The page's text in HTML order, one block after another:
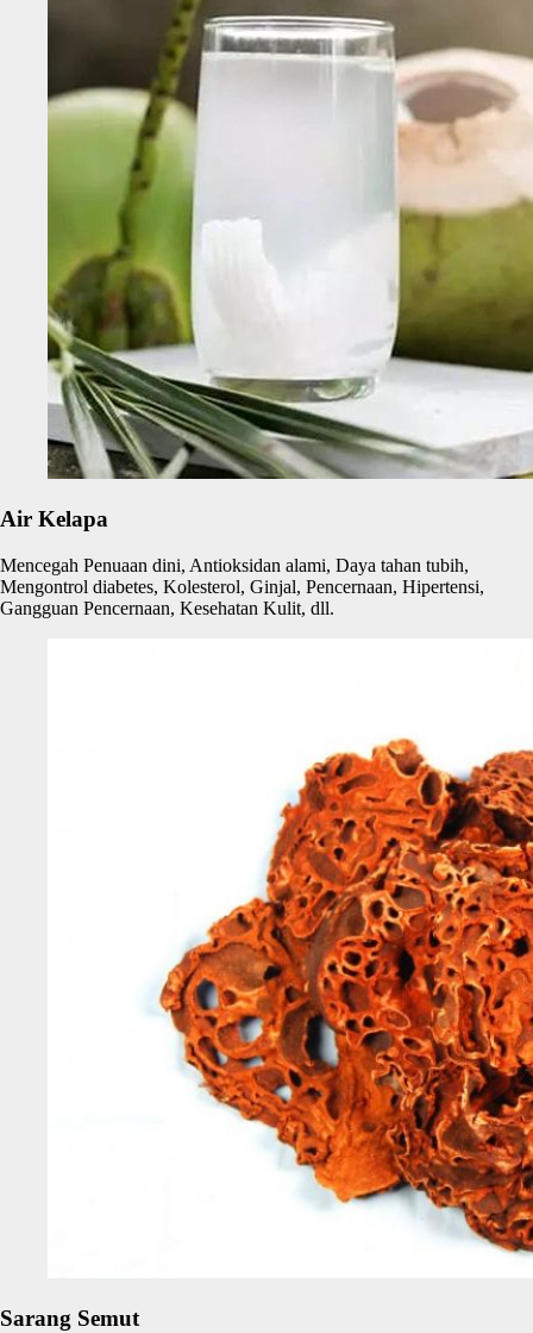
Air Kelapa
Mencegah Penuaan dini, Antioksidan alami, Daya tahan tubih,
Mengontrol diabetes, Kolesterol, Ginjal, Pencernaan, Hipertensi,
Gangguan Pencernaan, Kesehatan Kulit, dll.
Sarang Semut